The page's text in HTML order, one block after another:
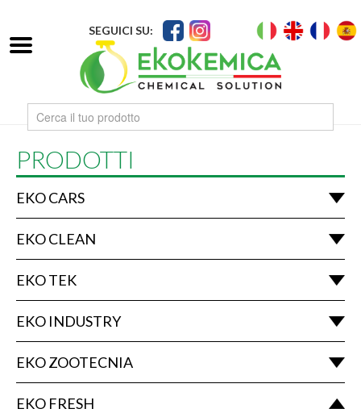
SEGUICI SU:
PRODOTTI
EKO CARS
EKO CLEAN
EKO TEK
EKO INDUSTRY
EKO ZOOTECNIA
EKO FRESH